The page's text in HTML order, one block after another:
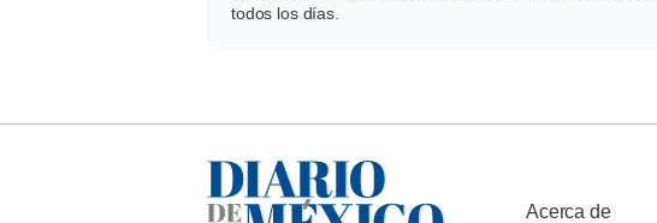
todos los días.
Acerca de